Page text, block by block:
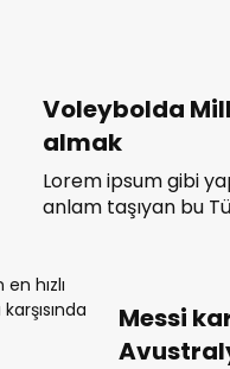
Voleybolda
almak
Lorem ipsum gibi
anlam taşıyan bu
etmenize yardımcı
Messi